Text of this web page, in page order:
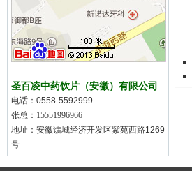
圣百凌中药饮片（安徽）有限公司
电话： 0558-5592999
张总：15551996966
地址： 安徽谯城经济开发区紫苑西路1269
号